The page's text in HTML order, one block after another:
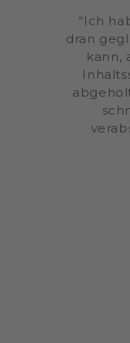
“Ich
dran
kann,